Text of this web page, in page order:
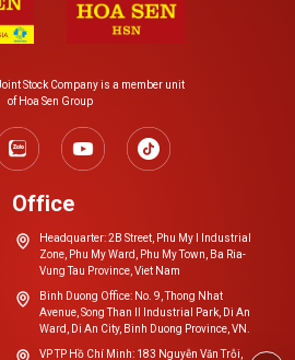
Stock Company is a member unit
of Hoa Sen Group
Office
Headquarter: 2B Street, Phu My I Industrial
Zone, Phu My Ward, Phu My Town, Ba Ria-
Vung Tau Province, Viet Nam
Binh Duong Office: No. 9, Thong Nhat
Avenue, Song Than II Industrial Park, Di An
Ward, Di An City, Binh Duong Province, VN.
VP TP Hồ Chí Minh: 183 Nguyễn Văn Trỗi,